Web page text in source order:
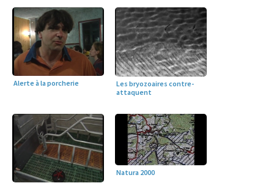
Alerte à la porcherie
Les bryozoaires contre-
attaquent
Natura 2000